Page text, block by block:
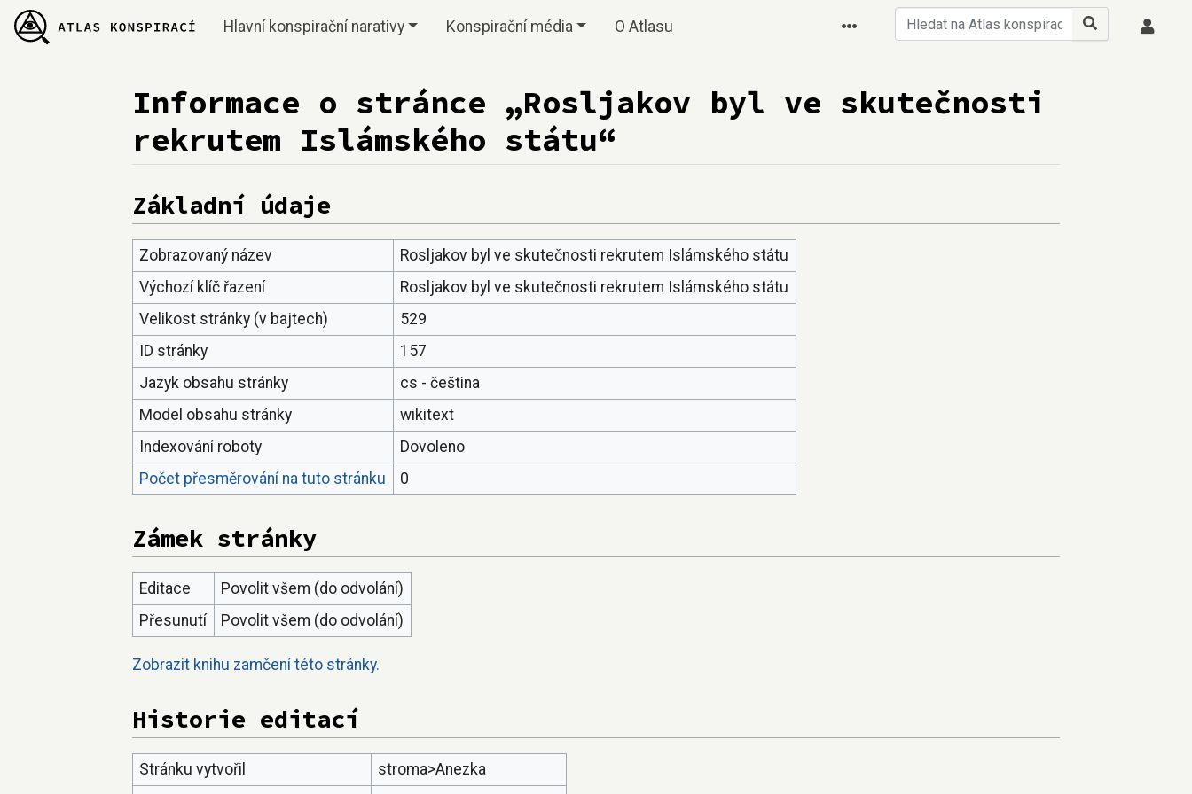
Hlavní konspirační narativy Konspirační média O Atlasu
Informace o stránce „Rosljakov byl ve skutečnosti
rekrutem Islámského státu“
Přejít na: navigace hledání
Základní údaje
Zobrazovaný název
Rosljakov byl ve skutečnosti rekrutem Islámského státu
Výchozí klíč řazení
Rosljakov byl ve skutečnosti rekrutem Islámského státu
Velikost stránky (v bajtech)
529
ID stránky
157
Jazyk obsahu stránky
cs - čeština
Model obsahu stránky
wikitext
Indexování roboty
Dovoleno
Počet přesměrování na tuto stránku
0
Zámek stránky
Editace
Povolit všem (do odvolání)
Přesunutí
Povolit všem (do odvolání)
Zobrazit knihu zamčení této stránky.
Historie editací
Stránku vytvořil
stroma>Anezka